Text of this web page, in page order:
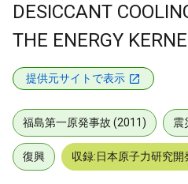
DESICCANT
THE ENERGY
提供元サイトで表示
福島第一原発事故 (2011) 震
復興 収録:日本原子力研究